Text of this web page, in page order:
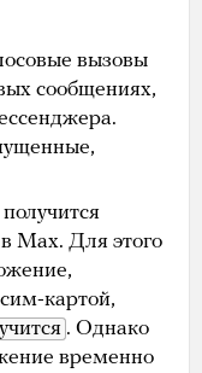
вызовы
сообщениях,
Max. Для этого
картой,
. Однако
временно